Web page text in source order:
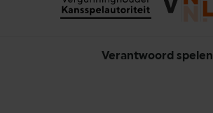
Verantwoord spelen